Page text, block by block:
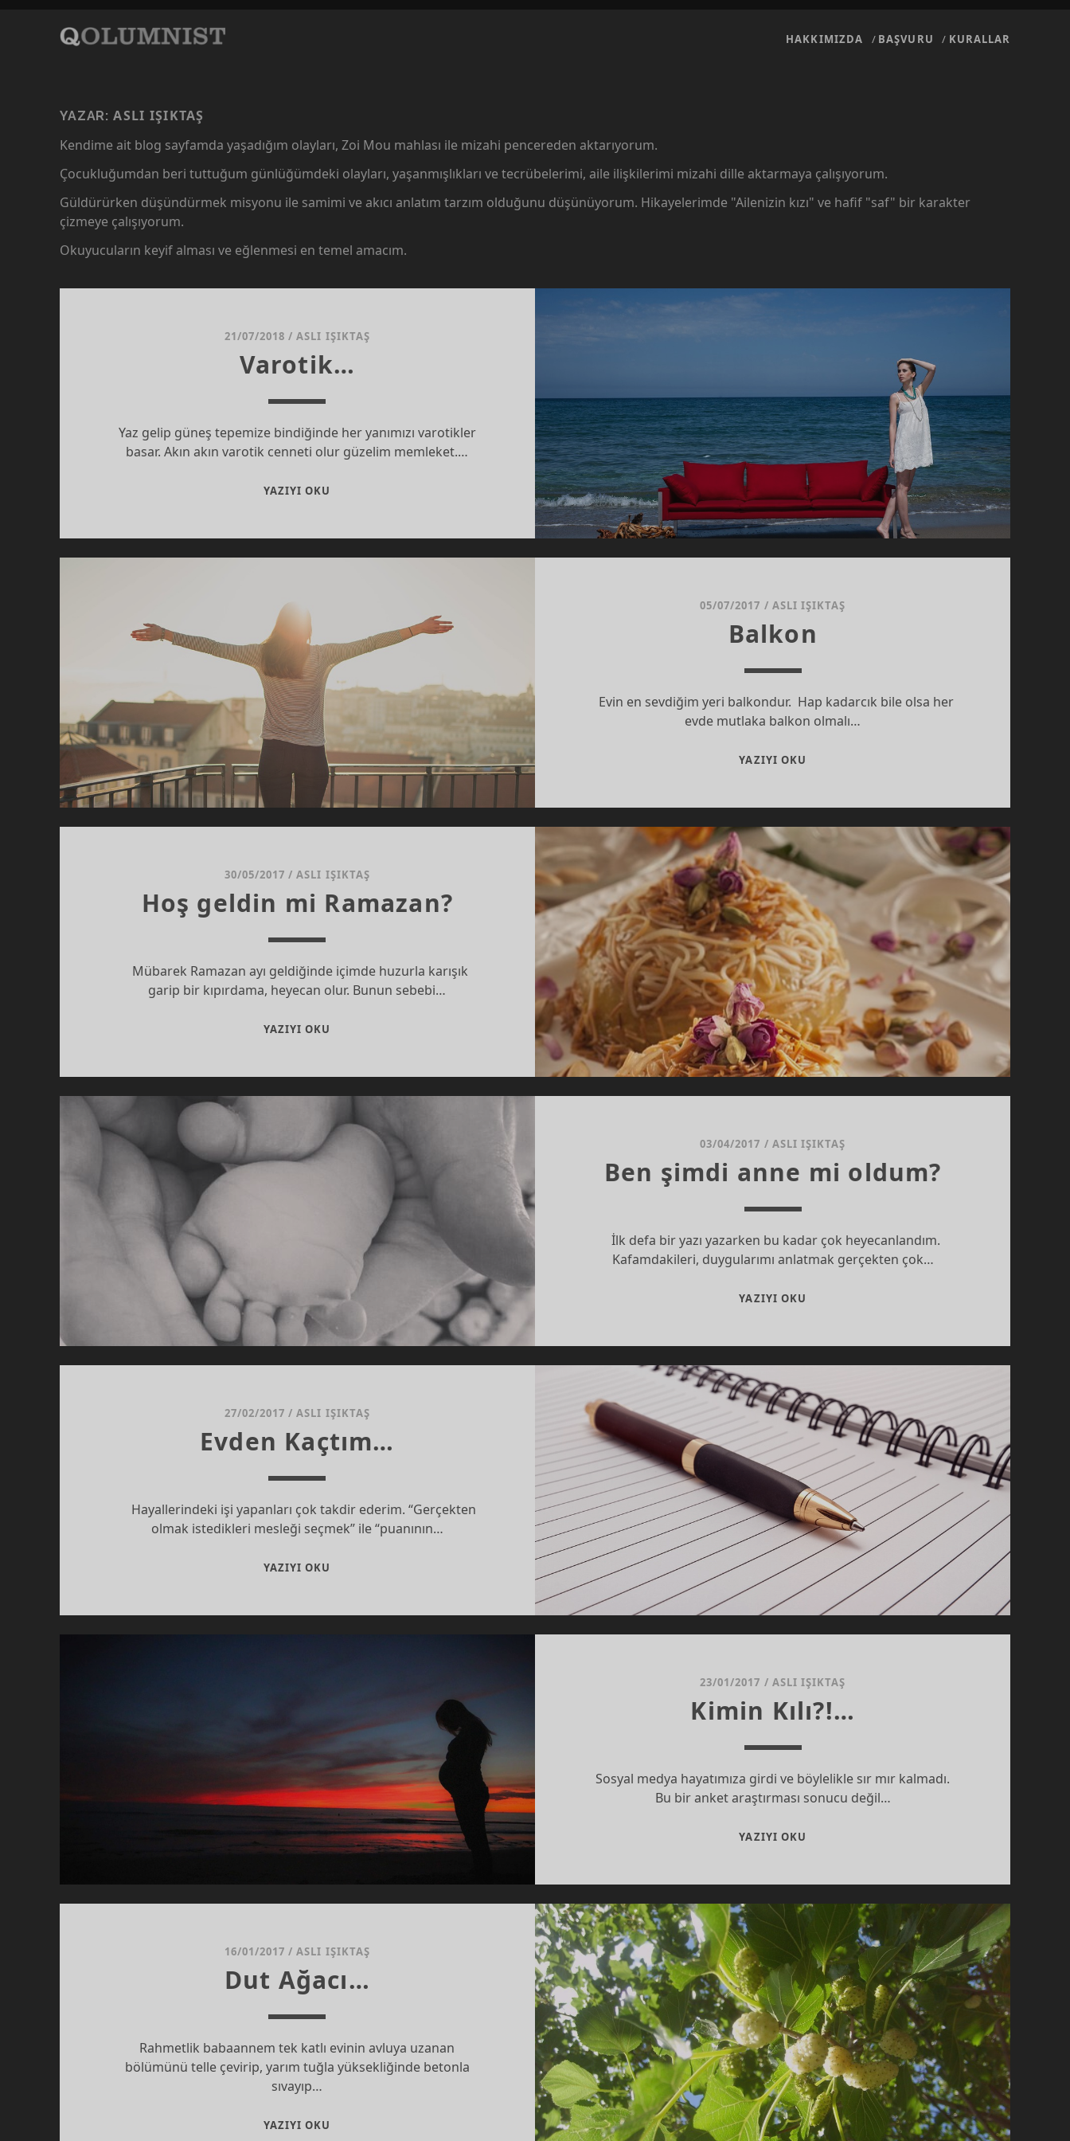
HAKKIMIZDA BAŞVURU KURALLAR
YAZAR:ASLI IŞIKTAŞ
Kendime ait blog sayfamda yaşadığım olayları, Zoi Mou mahlası ile mizahi pencereden aktarıyorum.
Çocukluğumdan beri tuttuğum günlüğümdeki olayları, yaşanmışlıkları ve tecrübelerimi, aile ilişkilerimi mizahi dille aktarmaya çalışıyorum.
Güldürürken düşündürmek misyonu ile samimi ve akıcı anlatım tarzım olduğunu düşünüyorum. Hikayelerimde "Ailenizin kızı" ve hafif "saf" bir karakter
çizmeye çalışıyorum.
Okuyucuların keyif alması ve eğlenmesi en temel amacım.
21/07/2018 /ASLI IŞIKTAŞ
Varotik…
Yaz gelip güneş tepemize bindiğinde her yanımızı varotikler
basar. Akın akın varotik cenneti olur güzelim memleket.…
YAZIYI OKU
05/07/2017 / ASLI IŞIKTAŞ
Balkon
Evin en sevdiğim yeri balkondur. Hap kadarcık bile olsa her
evde mutlaka balkon olmalı…
YAZIYI OKU
30/05/2017 /ASLI IŞIKTAŞ
Hoş geldin mi Ramazan?
Mübarek Ramazan ayı geldiğinde içimde huzurla karışık
garip bir kıpırdama, heyecan olur. Bunun sebebi…
YAZIYI OKU
03/04/2017 / ASLI IŞIKTAŞ
Ben şimdi anne mi oldum?
İlk defa bir yazı yazarken bu kadar çok heyecanlandım.
Kafamdakileri, duygularımı anlatmak gerçekten çok…
YAZIYI OKU
27/02/2017 /ASLI IŞIKTAŞ
Evden Kaçtım…
Hayallerindeki işi yapanları çok takdir ederim. “Gerçekten
olmak istedikleri mesleği seçmek” ile “puanının…
YAZIYI OKU
23/01/2017 / ASLI IŞIKTAŞ
Kimin Kılı?!…
Sosyal medya hayatımıza girdi ve böylelikle sır mır kalmadı.
Bu bir anket araştırması sonucu değil…
YAZIYI OKU
16/01/2017 /ASLI IŞIKTAŞ
Dut Ağacı…
Rahmetlik babaannem tek katlı evinin avluya uzanan
bölümünü telle çevirip, yarım tuğla yüksekliğinde betonla
sıvayıp…
YAZIYI OKU